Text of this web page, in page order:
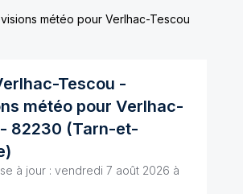
météo pour Verlhac-Tescou
Tescou -
météo pour Verlhac-
- 82230 (Tarn-et-
)
à jour : vendredi 7 août 2026 à